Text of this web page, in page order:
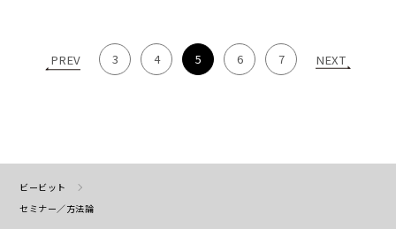
PREV 3 4 5 6 7 NEXT
ビービット
セミナー／方法論